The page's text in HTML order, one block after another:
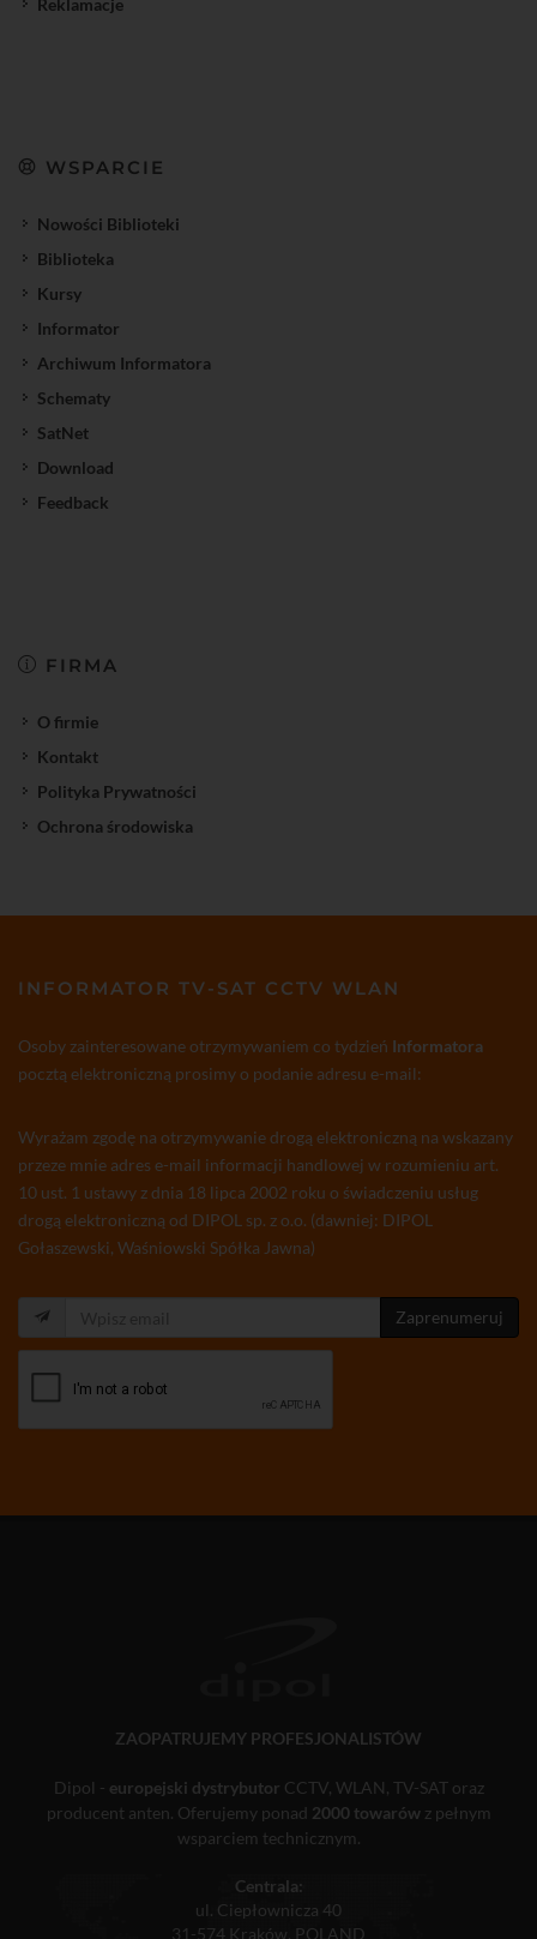
Reklamacje
WSPARCIE
Nowości Biblioteki
Biblioteka
Kursy
Informator
Archiwum Informatora
Schematy
SatNet
Download
Feedback
FIRMA
O firmie
Kontakt
Polityka Prywatności
Ochrona środowiska
INFORMATOR TV-SAT CCTV WLAN
Osoby zainteresowane otrzymywaniem co tydzień Informatora
pocztą elektroniczną prosimy o podanie adresu e-mail:
Wyrażam zgodę na otrzymywanie drogą elektroniczną na wskazany
przeze mnie adres e-mail informacji handlowej w rozumieniu art.
10 ust. 1 ustawy z dnia 18 lipca 2002 roku o świadczeniu usług
drogą elektroniczną od DIPOL sp. z o.o. (dawniej: DIPOL
Gołaszewski, Waśniowski Spółka Jawna)
Zaprenumeruj
ZAOPATRUJEMY PROFESJONALISTÓW
Dipol - europejski dystrybutor CCTV, WLAN, TV-SAT oraz
producent anten. Oferujemy ponad 2000 towarówz pełnym
wsparciem technicznym.
Centrala:
ul. Ciepłownicza 40
31-574 Kraków, POLAND